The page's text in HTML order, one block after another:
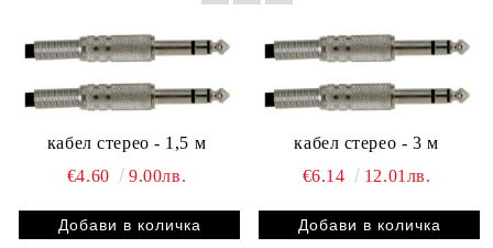
кабел стереo - 1,5 м
€4.60
9.00лв.
кабел стереo - 3 м
€6.14
12.01лв.